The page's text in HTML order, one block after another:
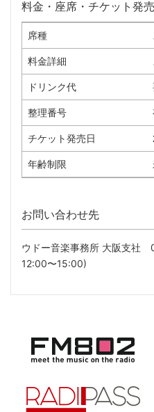
料金・座席・チケット発売
席種
料金詳細
ドリンク代
整理番号
チケット発売日
年齢制限
お問い合わせ先
ウドー音楽事務所 大阪支社
12:00〜15:00)